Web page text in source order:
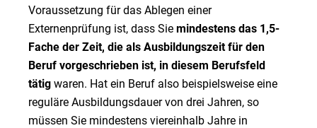
Voraussetzung für das Ablegen einer
Externenprüfung ist, dass Sie mindestens das 1,5-
Fache der Zeit, die als Ausbildungszeit für den
Beruf vorgeschrieben ist, in diesem Berufsfeld
tätig waren. Hat ein Beruf also beispielsweise eine
reguläre Ausbildungsdauer von drei Jahren, so
müssen Sie mindestens viereinhalb Jahre in